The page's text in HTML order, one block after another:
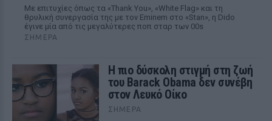
Με επιτυχίες όπως τα «Thank You», «White Flag» και τη
θρυλική συνεργασία της με τον Eminem στο «Stan», η Dido
έγινε μία από τις μεγαλύτερες ποπ σταρ των 00s
ΣΉΜΕΡΑ
Η πιο δύσκολη στιγμή στη ζωή
του Barack Obama δεν συνέβη
στον Λευκό Οίκο
ΣΉΜΕΡΑ